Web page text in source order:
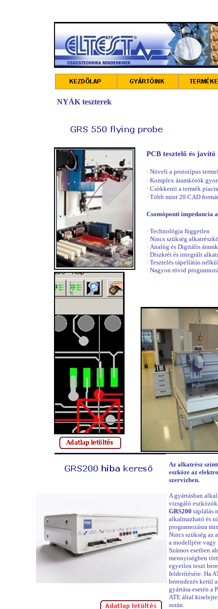
NYÁK teszterek
Az alkatrész
eszköze az
szervizben.
A gyártásban
vizsgáló
GRS200 táplálás
alkalmazható és
programozásra
Nincs szükség az
a modelljére vagy
Számos esetben
mennyiségben
egyetlen teszt
felderítésére. Ha
berendezés kerül
gyártása esetén a
ATE által
során.
PCB tesztelő és
· Növeli a prototípus
· Komplex áramkörök
· Csökkenti a termék
· Több mint 20 CAD
Csomóponti impedancia
· Technológia független
· Nincs szükség
· Analóg és Digitális
· Diszkrét és integrált
· Tesztelés tápellátás
· Nagyon rövid